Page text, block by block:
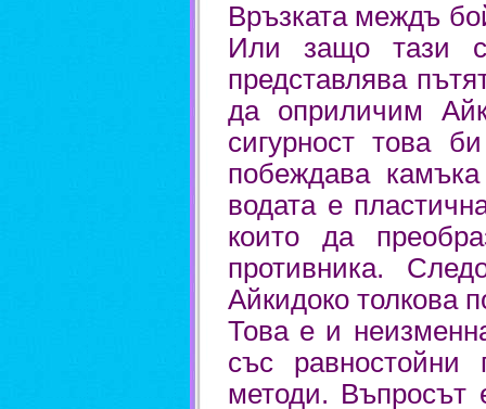
Връзката междъ
Или защо тази
представлява
да оприличим
сигурност това
побеждава
водата е
които да
противника.
Айкидоко толкова
Това е и
със равностойни
методи. Въпросът